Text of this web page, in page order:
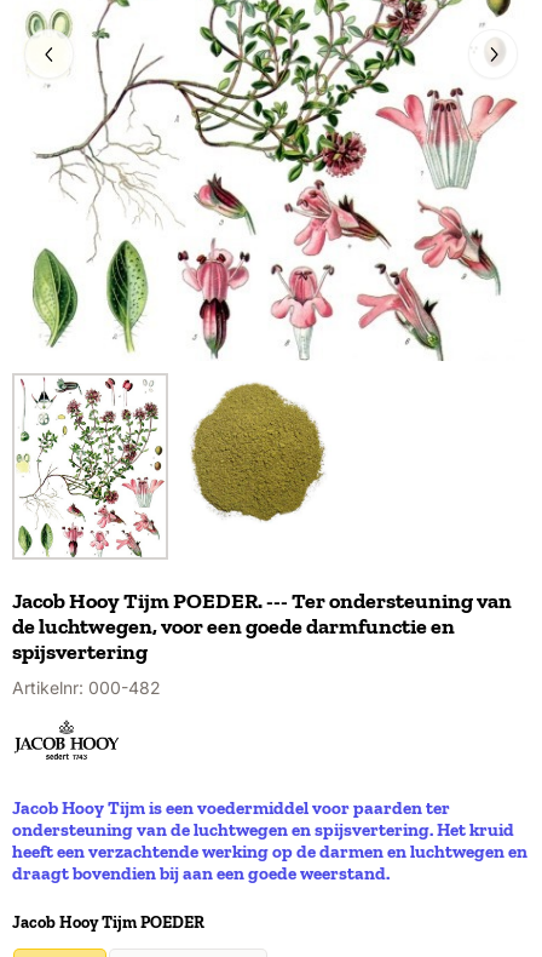
Jacob Hooy Tijm POEDER. --- Ter ondersteuning van
de luchtwegen, voor een goede darmfunctie en
spijsvertering
Artikelnr: 000-482
Jacob Hooy Tijm is een voedermiddel voor paarden ter
ondersteuning van de luchtwegen en spijsvertering. Het kruid
heeft een verzachtende werking op de darmen en luchtwegen en
draagt bovendien bij aan een goede weerstand.
Maak een keuze voor
Jacob Hooy Tijm POEDER